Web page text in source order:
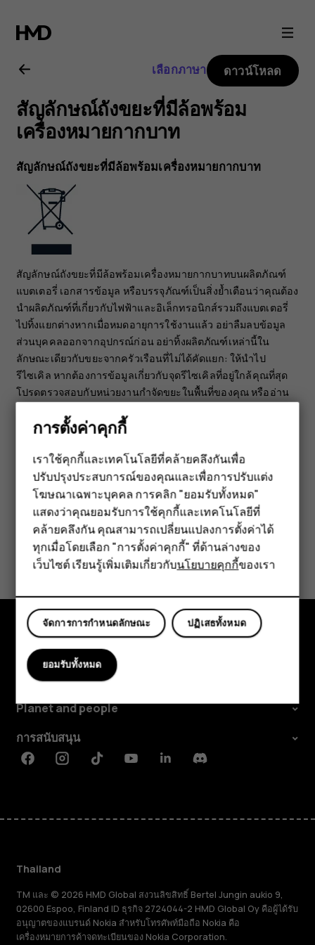
คู่มือ
ผู้
ใช้
Nokia
C10
สมาร์ทโฟน
ฟีเจอร์โฟน
อุปกรณ์เสริม
แท็บเล็ต
เลือกภาษา ดาวน์โหลด
สัญลักษณ์ถังขยะที่มีล้อพร้อม
เครื่องหมายกากบาท
สัญลักษณ์ถังขยะที่มีล้อพร้อมเครื่องหมายกากบาท
สัญลักษณ์ถังขยะที่มีล้อพร้อมเครื่องหมายกากบาทบนผลิตภัณฑ์
แบตเตอรี่ เอกสารข้อมูล หรือบรรจุภัณฑ์เป็นสิ่งย้ำเตือนว่าคุณต้อง
นำผลิตภัณฑ์ที่เกี่ยวกับไฟฟ้าและอิเล็กทรอนิกส์รวมถึงแบตเตอรี่
ไปทิ้งแยกต่างหากเมื่อหมดอายุการใช้งานแล้ว อย่าลืมลบข้อมูล
ส่วนบุคคลออกจากอุปกรณ์ก่อน อย่าทิ้งผลิตภัณฑ์เหล่านี้ใน
ลักษณะเดียวกับขยะจากครัวเรือนที่ไม่ได้คัดแยก: ให้นำไป
รีไซเคิล หากต้องการข้อมูลเกี่ยวกับจุดรีไซเคิลที่อยู่ใกล้คุณที่สุด
โปรดตรวจสอบกับหน่วยงานกำจัดขยะในพื้นที่ของคุณ หรืออ่าน
ประเทศของคุณได้ที่
ข้อมูลนี้มีประโยชน์กับคุณหรือไม่
สำรวจ
เกี่ยวกับ
Planet and people
การสนับสนุน
FacebookInstagramTiktokYoutubeLinkedinDiscord
Thailand
TM และ © 2026 HMD Global สงวนลิขสิทธิ์ Bertel Jungin aukio 9,
02600 Espoo, Finland ID ธุรกิจ 2724044-2 HMD Global Oy คือผู้ได้รับ
อนุญาตของแบรนด์ Nokia สำหรับโทรศัพท์มือถือ Nokia คือ
เครื่องหมายการค้าจดทะเบียนของ Nokia Corporation.
การตั้งค่าคุกกี้
เราใช้คุกกี้และเทคโนโลยีที่คล้ายคลึงกันเพื่อ
ปรับปรุงประสบการณ์ของคุณและเพื่อการปรับแต่ง
โฆษณาเฉพาะบุคคล การคลิก "ยอมรับทั้งหมด"
แสดงว่าคุณยอมรับการใช้คุกกี้และเทคโนโลยีที่
คล้ายคลึงกัน คุณสามารถเปลี่ยนแปลงการตั้งค่าได้
ทุกเมื่อโดยเลือก "การตั้งค่าคุกกี้" ที่ด้านล่างของ
เว็บไซต์ เรียนรู้เพิ่มเติมเกี่ยวกับนโยบายคุกกี้ของเรา
ปฏิเสธทั้งหมด
จัดการการกำหนดลักษณะ
ยอมรับทั้งหมด